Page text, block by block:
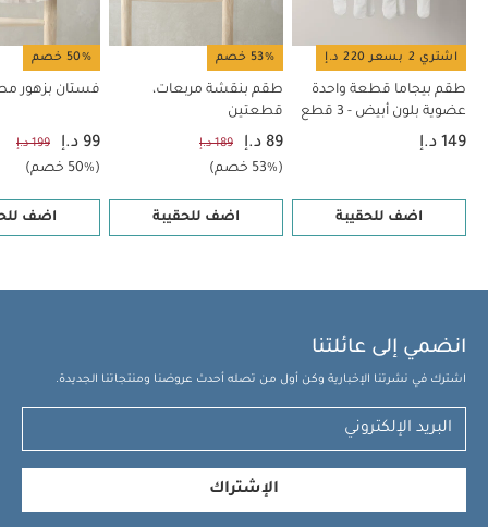
اشتري 2 بسعر 220 د.إ
طقم بيجاما قطعة واحدة
عضوية بلون أبيض - 3 قطع
149 د.إ
اضف للحقيبة
53% خصم
طقم بنقشة مربعات،
قطعتين
89 د.إ 189 د.إ
(53% خصم)
اضف للحقيبة
50% خصم
فستان بزهور
99 د.إ 199 د.إ
(50% خصم)
اضف
انضمي إلى عائلتنا
اشترك في نشرتنا الإخبارية وكن أول من تصله أحدث عروضنا ومنتجاتنا الجديدة.
الإشتراك